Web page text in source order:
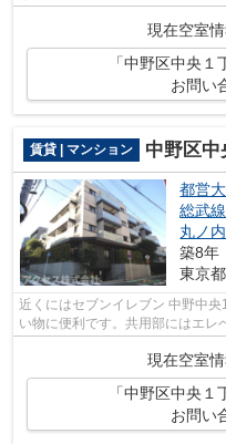
現在空室情
「中野区中央
お問い
賃貸 | マンション 中野区
都営
総武線
丸ノ
築8年
東京都
近くにはセブンイレブン 中野中
い物に便利です。共用部にはエレ
ります。駅から徒歩3分というア
現在空室情
「中野区中央
お問い